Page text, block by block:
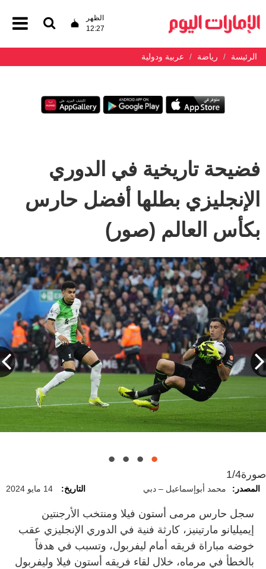
الظهر
12:27
الرئيسة رياضة عربية ودولية
فضيحة تاريخية في الدوري
الإنجليزي بطلها أفضل حارس
بكأس العالم (صور)
صورة1/4
المصدر: محمد أبوإسماعيل – دبي التاريخ: 14 مايو 2024
سجل حارس مرمى أستون فيلا ومنتخب الأرجنتين
إيميليانو مارتينيز، كارثة فنية في الدوري الإنجليزي عقب
خوضه مباراة فريقه أمام ليفربول، وتسبب في هدفاً
بالخطأ في مرماه، خلال لقاء فريقه أستون فيلا وليفربول